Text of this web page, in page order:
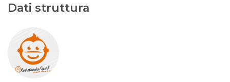
Dati struttura